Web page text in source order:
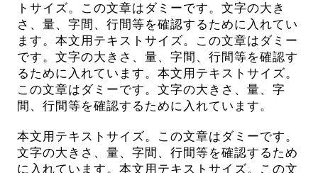
トサイズ。この文章はダミーです。文字の大き
さ、量、字間、行間等を確認するために入れてい
ます。本文用テキストサイズ。この文章はダミー
です。文字の大きさ、量、字間、行間等を確認す
るために入れています。本文用テキストサイズ。
この文章はダミーです。文字の大きさ、量、字
間、行間等を確認するために入れています。
本文用テキストサイズ。この文章はダミーです。
文字の大きさ、量、字間、行間等を確認するため
に入れています。本文用テキストサイズ。この文